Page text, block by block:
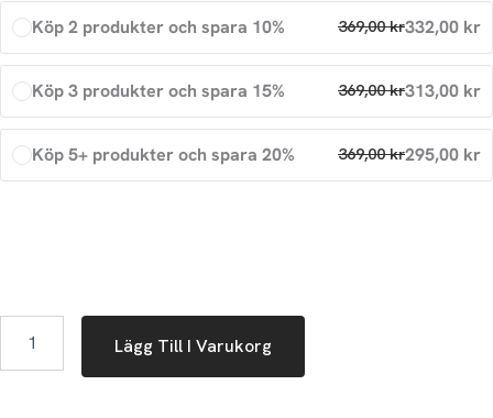
Köp 2 produkter och spara 10% 369,00kr332,00 kr
Köp 3 produkter och spara 15% 369,00kr313,00 kr
Köp 5+ produkter och spara 20% 369,00kr295,00 kr
Lägg Till I Varukorg